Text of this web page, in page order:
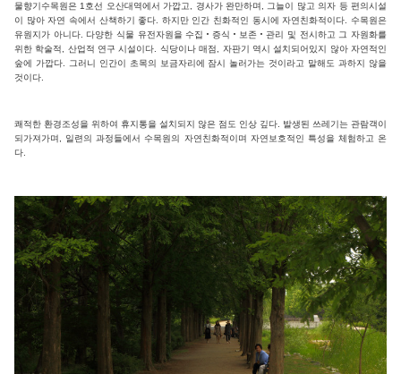
물향기수목원은 1호선 오산대역에서 가깝고, 경사가 완만하며, 그늘이 많고 의자 등 편의시설
이 많아 자연 속에서 산책하기 좋다. 하지만 인간 친화적인 동시에 자연친화적이다. 수목원은
유원지가 아니다. 다양한 식물 유전자원을 수집‧증식‧보존‧관리 및 전시하고 그 자원화를
위한 학술적, 산업적 연구 시설이다. 식당이나 매점, 자판기 역시 설치되어있지 않아 자연적인
숲에 가깝다. 그러니 인간이 초목의 보금자리에 잠시 놀러가는 것이라고 말해도 과하지 않을
것이다.
쾌적한 환경조성을 위하여 휴지통을 설치되지 않은 점도 인상 깊다. 발생된 쓰레기는 관람객이
되가져가며, 일련의 과정들에서 수목원의 자연친화적이며 자연보호적인 특성을 체험하고 온
다.